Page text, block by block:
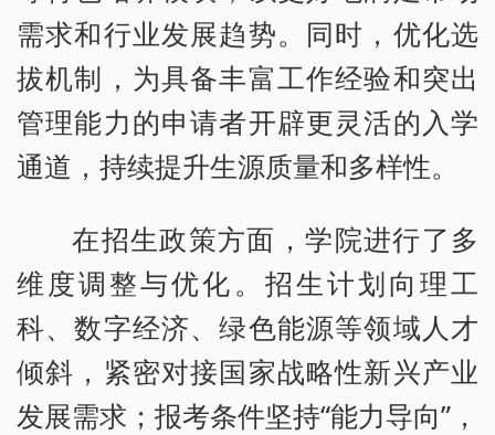
需求和行业发展趋势。同时，优化选
拔机制，为具备丰富工作经验和突出
管理能力的申请者开辟更灵活的入学
通道，持续提升生源质量和多样性。
在招生政策方面，学院进行了多
维度调整与优化。招生计划向理工
科、数字经济、绿色能源等领域人才
倾斜，紧密对接国家战略性新兴产业
发展需求；报考条件坚持“能力导向”，